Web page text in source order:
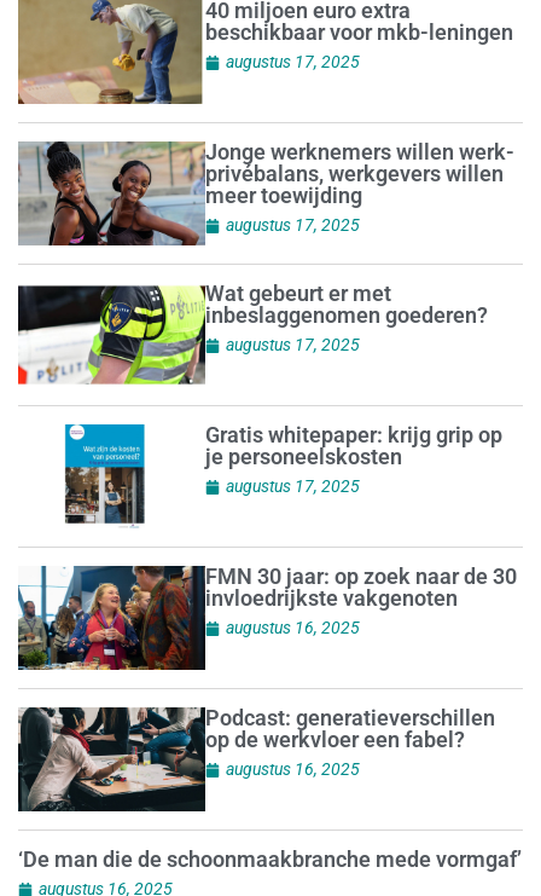
40 miljoen euro extra
beschikbaar voor mkb-leningen
augustus 17, 2025
Jonge werknemers willen werk-
privébalans, werkgevers willen
meer toewijding
augustus 17, 2025
Wat gebeurt er met
inbeslaggenomen goederen?
augustus 17, 2025
Gratis whitepaper: krijg grip op
je personeels­kosten
augustus 17, 2025
FMN 30 jaar: op zoek naar de 30
invloedrijkste vakgenoten
augustus 16, 2025
Podcast: generatieverschillen
op de werkvloer een fabel?
augustus 16, 2025
‘De man die de schoonmaakbranche mede vormgaf’
augustus 16, 2025